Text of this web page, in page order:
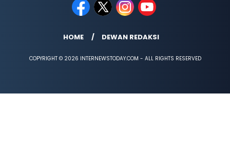
HOME DEWAN REDAKSI
COPYRIGHT © 2026 INTERNEWSTODAY.COM - ALL RIGHTS RESERVED